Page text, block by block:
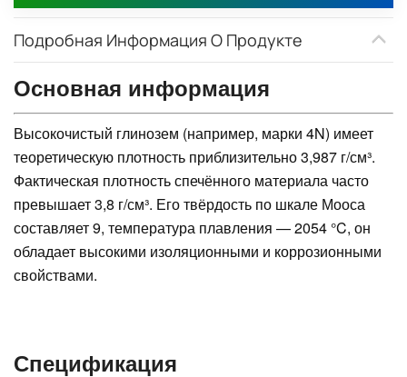
Подробная Информация О Продукте
Основная информация
Высокочистый глинозем (например, марки 4N) имеет
теоретическую плотность приблизительно 3,987 г/см³.
Фактическая плотность спечённого материала часто
превышает 3,8 г/см³. Его твёрдость по шкале Мооса
составляет 9, температура плавления — 2054 °C, он
обладает высокими изоляционными и коррозионными
свойствами.
Спецификация